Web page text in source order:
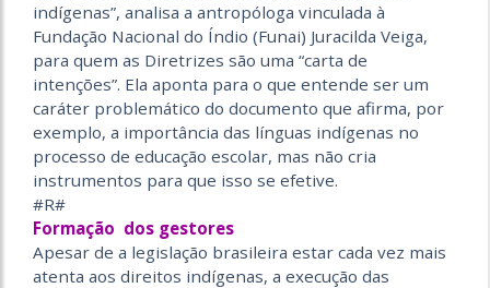
indígenas”, analisa a antropóloga vinculada à
Fundação Nacional do Índio (Funai) Juracilda Veiga,
para quem as Diretrizes são uma “carta de
intenções”. Ela aponta para o que entende ser um
caráter problemático do documento que afirma, por
exemplo, a importância das línguas indígenas no
processo de educação escolar, mas não cria
instrumentos para que isso se efetive.
#R#
Formação dos gestores
Apesar de a legislação brasileira estar cada vez mais
atenta aos direitos indígenas, a execução das